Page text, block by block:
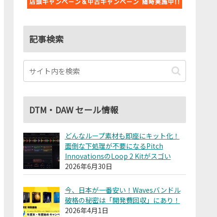
記事検索
DTM・DAW セール情報
どんなループ素材も即座にキット化！
面倒な下処理が不要になるPitch
InnovationsのLoop 2 Kitがスゴい
2026年6月30日
今、日本が一番安い！Wavesバンドル
破格の秘密は「開発費回収」にあり！
2026年4月1日